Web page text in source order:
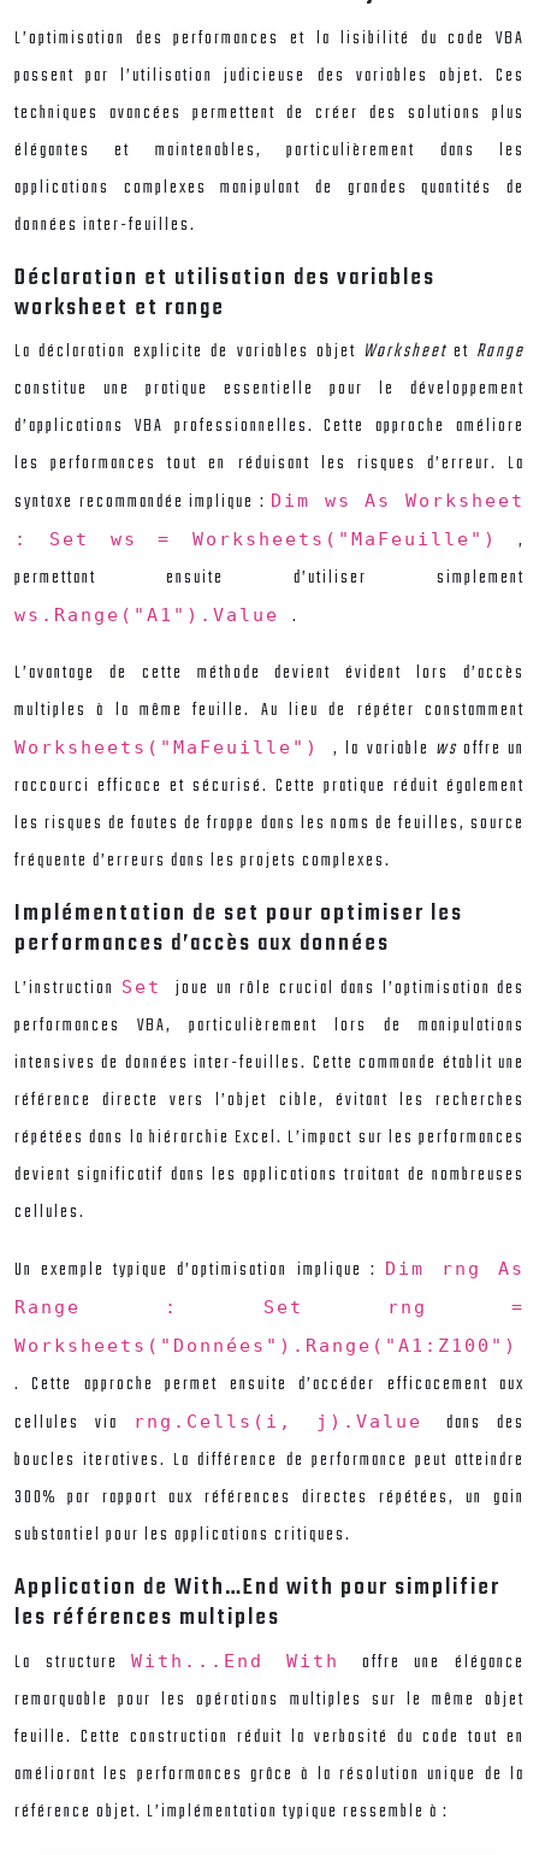
L’optimisation des performances et la lisibilité du code VBA
passent par l’utilisation judicieuse des variables objet. Ces
techniques avancées permettent de créer des solutions plus
élégantes et maintenables, particulièrement dans les
applications complexes manipulant de grandes quantités de
données inter-feuilles.
Déclaration et utilisation des variables
worksheet et range
La déclaration explicite de variables objet Worksheet et Range
constitue une pratique essentielle pour le développement
d’applications VBA professionnelles. Cette approche améliore
les performances tout en réduisant les risques d’erreur. La
syntaxe recommandée implique : Dim ws As Worksheet
: Set ws = Worksheets("MaFeuille") ,
permettant ensuite d’utiliser simplement
ws.Range("A1").Value .
L’avantage de cette méthode devient évident lors d’accès
multiples à la même feuille. Au lieu de répéter constamment
Worksheets("MaFeuille"), la variable ws offre un
raccourci efficace et sécurisé. Cette pratique réduit également
les risques de fautes de frappe dans les noms de feuilles, source
fréquente d’erreurs dans les projets complexes.
Implémentation de set pour optimiser les
performances d’accès aux données
L’instruction Set joue un rôle crucial dans l’optimisation des
performances VBA, particulièrement lors de manipulations
intensives de données inter-feuilles. Cette commande établit une
référence directe vers l’objet cible, évitant les recherches
répétées dans la hiérarchie Excel. L’impact sur les performances
devient significatif dans les applications traitant de nombreuses
cellules.
Un exemple typique d’optimisation implique : Dim rng As
Range : Set rng =
Worksheets("Données").Range("A1:Z100")
. Cette approche permet ensuite d’accéder efficacement aux
cellules via
rng.Cells(i, j).Value dans des
boucles iteratives. La différence de performance peut atteindre
300% par rapport aux références directes répétées, un gain
substantiel pour les applications critiques.
Application de With…End with pour simplifier
les références multiples
La structureWith...End With offre une élégance
remarquable pour les opérations multiples sur le même objet
feuille. Cette construction réduit la verbosité du code tout en
améliorant les performances grâce à la résolution unique de la
référence objet. L’implémentation typique ressemble à :